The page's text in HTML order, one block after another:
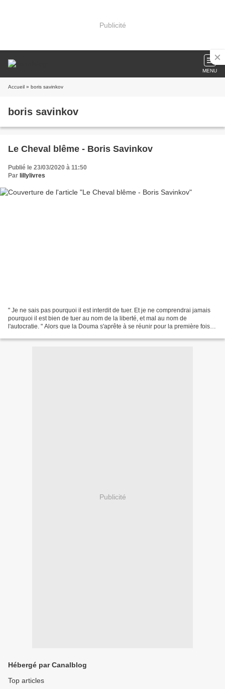
Publicité
MENU
Accueil » boris savinkov
boris savinkov
Le Cheval blême - Boris Savinkov
Publié le 23/03/2020 à 11:50
Par lillylivres
" Je ne sais pas pourquoi il est interdit de tuer. Et je ne comprendrai jamais
pourquoi il est bien de tuer au nom de la liberté, et mal au nom de
l'autocratie. " Alors que la Douma s'aprête à se réunir pour la première fois,
Publicité
Hébergé par Canalblog
Top articles